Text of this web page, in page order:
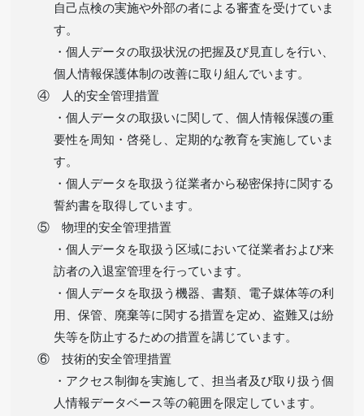
自己点検の実施や外部の者による審査を受けていま
す。
・個人データの取扱状況の把握及び見直しを行い、
個人情報保護体制の改善に取り組んでいます。
④ 人的安全管理措置
・個人データの取扱いに関して、個人情報保護の重
要性を周知・啓発し、定期的な教育を実施していま
す。
・個人データを取扱う従業者から秘密保持に関する
誓約書を取得しています。
⑤ 物理的安全管理措置
・個人データを取扱う区域において従業者および来
訪者の入退室管理を行っています。
・個人データを取扱う機器、書類、電子媒体等の利
用、保管、廃棄等に関する措置を定め、盗難又は紛
失等を防止するための措置を講じています。
⑥ 技術的安全管理措置
・アクセス制御を実施して、担当者及び取り扱う個
人情報データベース等の範囲を限定しています。